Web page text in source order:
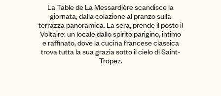
La Table de La Messardière scandisce la
giornata, dalla colazione al pranzo sulla
terrazza panoramica. La sera, prende il posto il
Voltaire: un locale dallo spirito parigino, intimo
e raffinato, dove la cucina francese classica
trova tutta la sua grazia sotto il cielo di Saint-
Tropez.